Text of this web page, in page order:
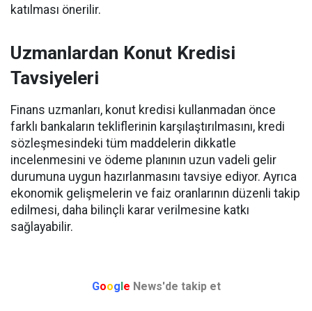
katılması önerilir.
Uzmanlardan Konut Kredisi
Tavsiyeleri
Finans uzmanları, konut kredisi kullanmadan önce
farklı bankaların tekliflerinin karşılaştırılmasını, kredi
sözleşmesindeki tüm maddelerin dikkatle
incelenmesini ve ödeme planının uzun vadeli gelir
durumuna uygun hazırlanmasını tavsiye ediyor. Ayrıca
ekonomik gelişmelerin ve faiz oranlarının düzenli takip
edilmesi, daha bilinçli karar verilmesine katkı
sağlayabilir.
Google News'de takip et